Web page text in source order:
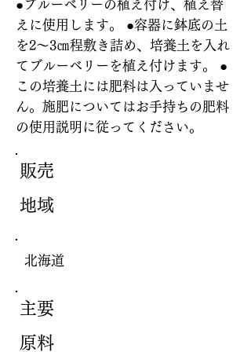
●ブルーベリーの植え付け、植え替
えに使用します。 ●容器に鉢底の土
を2～3㎝程敷き詰め、培養土を入れ
てブルーベリーを植え付けます。 ●
この培養土には肥料は入っていませ
ん。施肥についてはお手持ちの肥料
の使用説明に従ってください。
販売
地域
北海道
主要
原料